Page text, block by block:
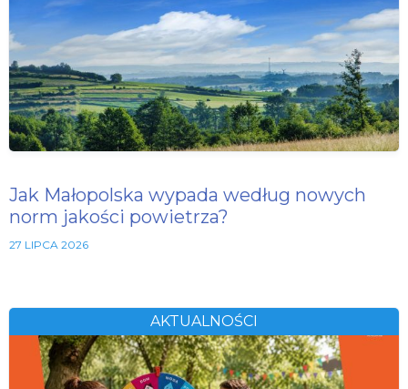
Jak Małopolska wypada według nowych
norm jakości powietrza?
27 LIPCA 2026
AKTUALNOŚCI